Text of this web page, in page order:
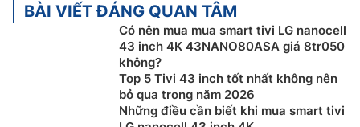
BÀI VIẾT ĐÁNG QUAN TÂM
Có nên mua mua smart tivi LG nanocell
43 inch 4K 43NANO80ASA giá 8tr050
không?
Top 5 Tivi 43 inch tốt nhất không nên
bỏ qua trong năm 2026
Những điều cần biết khi mua smart tivi